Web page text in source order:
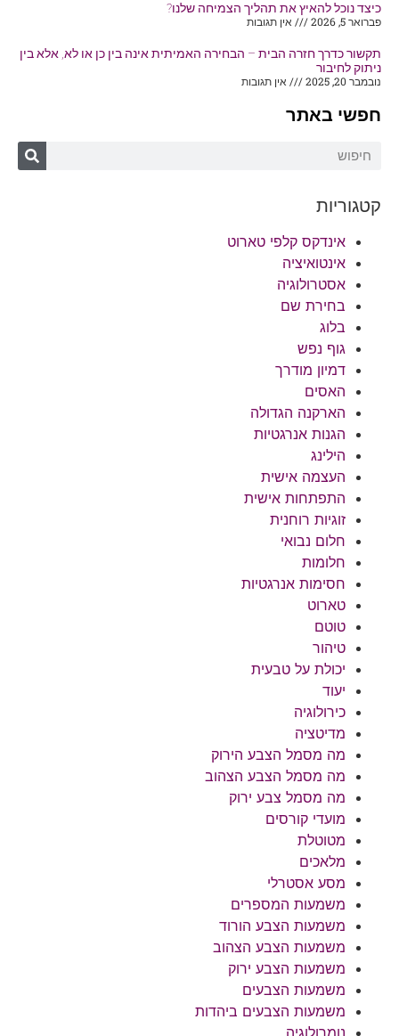
כיצד נוכל להאיץ את תהליך הצמיחה שלנו?
פברואר 5, 2026
אין תגובות
תקשור כדרך חזרה הבית – הבחירה האמיתית אינה בין כן או לא, אלא בין
ניתוק לחיבור
נובמבר 20, 2025
אין תגובות
חפשי באתר
קטגוריות
אינדקס קלפי טארוט
אינטואיציה
אסטרולוגיה
בחירת שם
בלוג
גוף נפש
דמיון מודרך
האסים
הארקנה הגדולה
הגנות אנרגטיות
הילינג
העצמה אישית
התפתחות אישית
זוגיות רוחנית
חלום נבואי
חלומות
חסימות אנרגטיות
טארוט
טוטם
טיהור
יכולת על טבעית
יעוד
כירולוגיה
מדיטציה
מה מסמל הצבע הירוק
מה מסמל הצבע הצהוב
מה מסמל צבע ירוק
מועדי קורסים
מטוטלת
מלאכים
מסע אסטרלי
משמעות המספרים
משמעות הצבע הורוד
משמעות הצבע הצהוב
משמעות הצבע ירוק
משמעות הצבעים
משמעות הצבעים ביהדות